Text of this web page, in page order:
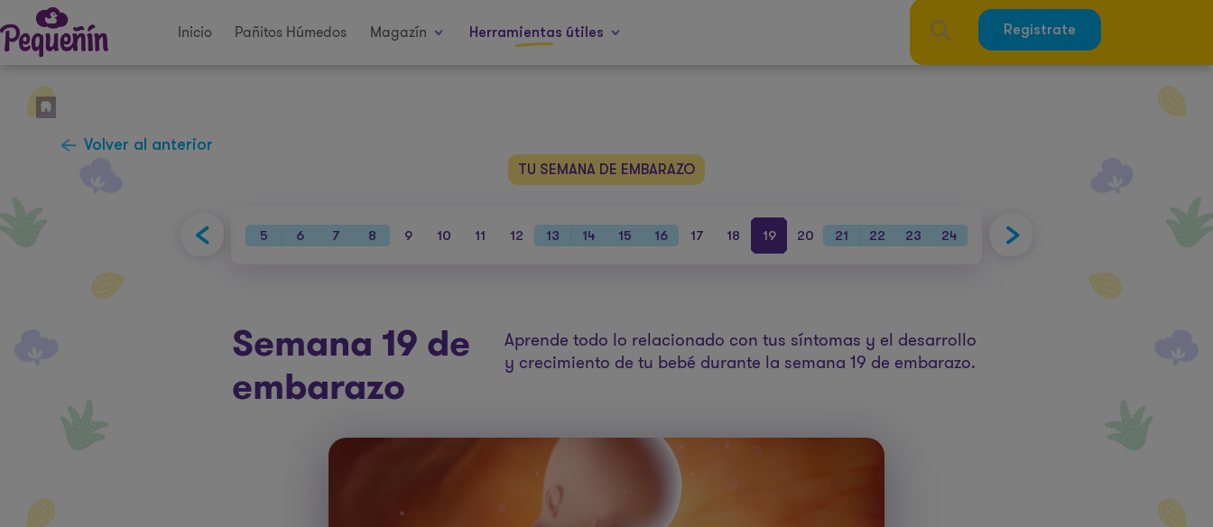
Inicio Pañitos Húmedos Magazín Herramientas útiles Regístrate
Volver al anterior
TU SEMANA DE EMBARAZO
34 35 39 5 6 7 8 9 10 11 12 13 14 15 16 17 18 19 20 21 22 23 24 26 30 31
Semana 19 de
embarazo
Aprende todo lo relacionado con tus síntomas y el desarrollo
y crecimiento de tu bebé durante la semana 19 de embarazo.